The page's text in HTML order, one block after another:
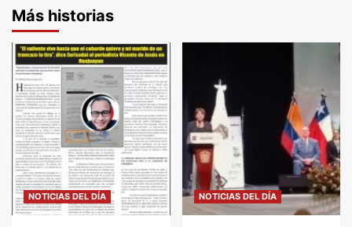
Más historias
NOTICIAS DEL DÍA NOTICIAS DEL DÍA